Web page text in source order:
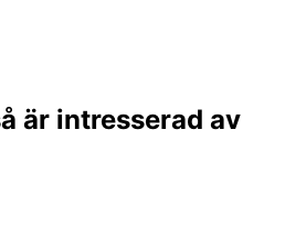
är intresserad av